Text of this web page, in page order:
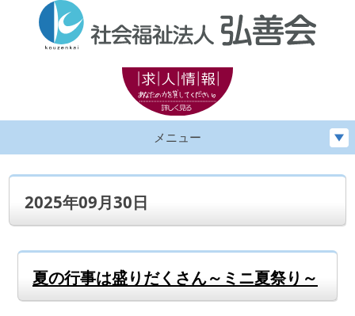
メニュー
2025年09月30日
夏の行事は盛りだくさん～ミニ夏祭り～